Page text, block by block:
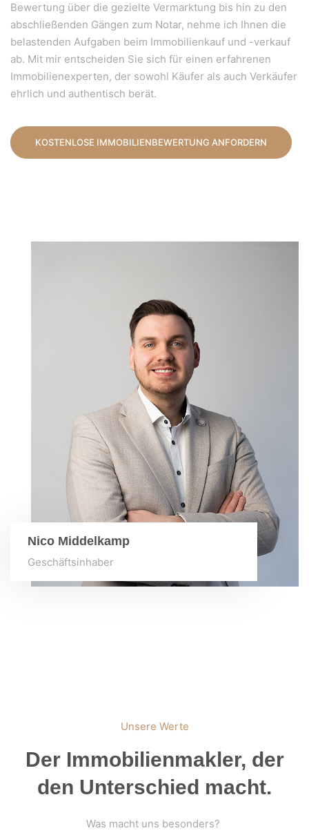
Bewertung über die gezielte Vermarktung bis hin zu den
abschließenden Gängen zum Notar, nehme ich Ihnen die
belastenden Aufgaben beim Immobilienkauf und -verkauf
ab. Mit mir entscheiden Sie sich für einen erfahrenen
Immobilienexperten, der sowohl Käufer als auch Verkäufer
ehrlich und authentisch berät.
KOSTENLOSE IMMOBILIENBEWERTUNG ANFORDERN
Nico Middelkamp
Geschäftsinhaber
Unsere Werte
Der Immobilienmakler, der
den Unterschied macht.
Was macht uns besonders?